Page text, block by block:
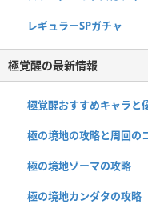
レギュラーSPガチャ
極覚醒の最新情報
極覚醒おすすめキャラと
極の境地の攻略と周回の
極の境地ゾーマの攻略
極の境地カンダタの攻略